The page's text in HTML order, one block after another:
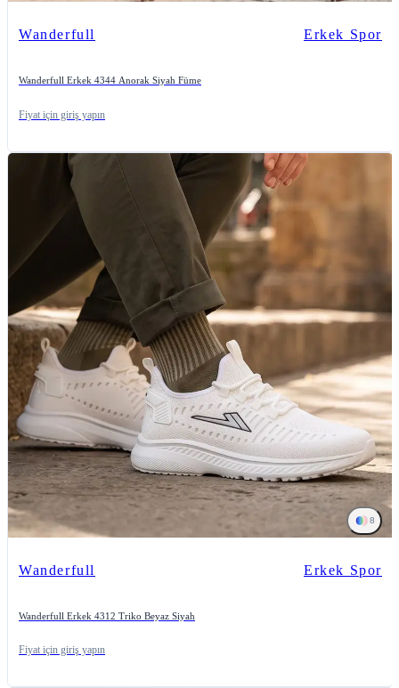
Wanderfull Erkek Spor
Wanderfull Erkek 4344 Anorak Siyah Füme
Fiyat için giriş yapın
8
Wanderfull Erkek Spor
Wanderfull Erkek 4312 Triko Beyaz Siyah
Fiyat için giriş yapın